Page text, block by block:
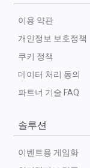
이용 약관
개인정보 보호정책
쿠키 정책
데이터 처리 동의
파트너 기술 FAQ
솔루션
이벤트용 게임화